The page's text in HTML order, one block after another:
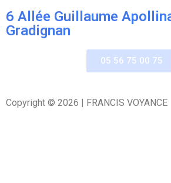
6 Allée Guillaume
Gradignan
05 56 75 00 75
Copyright © 2026 | FRANCIS VOYANCE